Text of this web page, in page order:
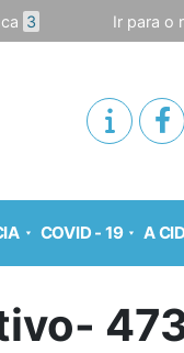
3 Ir para o
COVID - 19 A